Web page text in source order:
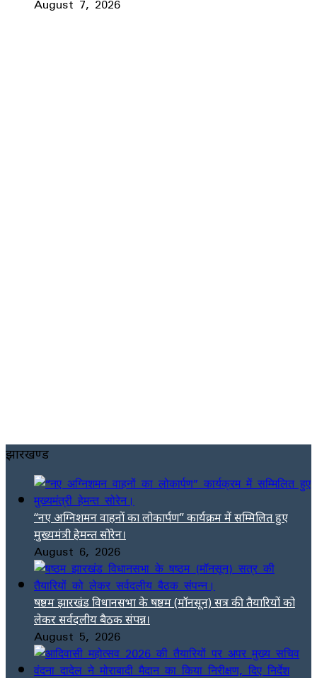
झारखण्ड
“नए अग्निशमन वाहनों का लोकार्पण” कार्यक्रम में सम्मिलित हुए
मुख्यमंत्री हेमन्त सोरेन।
August 6, 2026
षष्ठम झारखंड विधानसभा के षष्ठम (मॉनसून) सत्र की तैयारियों को
लेकर सर्वदलीय बैठक संपन्न।
August 5, 2026